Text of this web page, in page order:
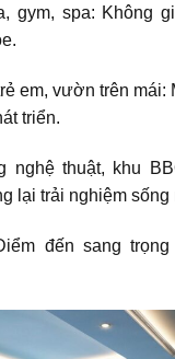
gym, spa: Không
em, vườn trên
triển.
nghệ thuật, khu
lại trải nghiệm sống
đến sang